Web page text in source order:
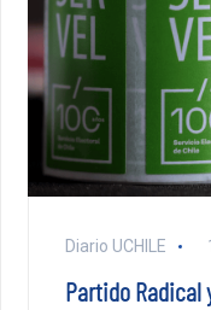
Diario UCHILE
Partido Radical